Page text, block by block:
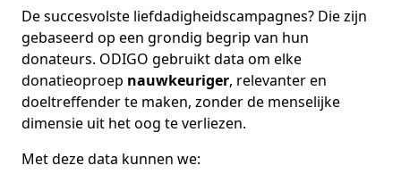
De succesvolste liefdadigheidscampagnes? Die zijn
gebaseerd op een grondig begrip van hun
donateurs. ODIGO gebruikt data om elke
donatieoproep nauwkeuriger, relevanter en
doeltreffender te maken, zonder de menselijke
dimensie uit het oog te verliezen.
Met deze data kunnen we: